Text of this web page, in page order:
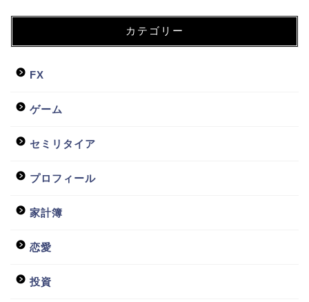
カテゴリー
FX
ゲーム
セミリタイア
プロフィール
家計簿
恋愛
投資